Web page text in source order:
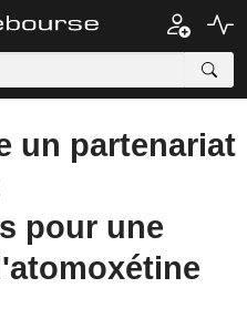
un partenariat
pour une